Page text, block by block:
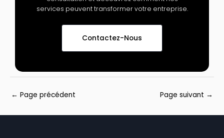
services peuvent transformer votre entreprise.
Contactez-Nous
← Page précédent Page suivant →